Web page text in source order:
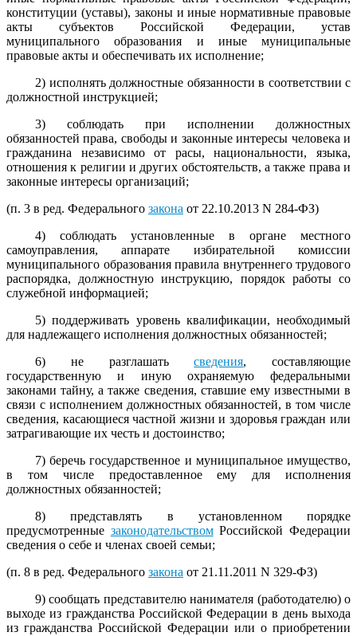
конституции (уставы), законы и иные нормативные правовые
акты субъектов Российской Федерации, устав
муниципального образования и иные муниципальные
правовые акты и обеспечивать их исполнение;
2) исполнять должностные обязанности в соответствии с
должностной инструкцией;
3) соблюдать при исполнении должностных
обязанностей права, свободы и законные интересы человека и
гражданина независимо от расы, национальности, языка,
отношения к религии и других обстоятельств, а также права и
законные интересы организаций;
(п. 3 в ред. Федерального закона от 22.10.2013 N 284-ФЗ)
4) соблюдать установленные в органе местного
самоуправления, аппарате избирательной комиссии
муниципального образования правила внутреннего трудового
распорядка, должностную инструкцию, порядок работы со
служебной информацией;
5) поддерживать уровень квалификации, необходимый
для надлежащего исполнения должностных обязанностей;
6) не разглашатьсведения, составляющие
государственную и иную охраняемую федеральными
законами тайну, а также сведения, ставшие ему известными в
связи с исполнением должностных обязанностей, в том числе
сведения, касающиеся частной жизни и здоровья граждан или
затрагивающие их честь и достоинство;
7) беречь государственное и муниципальное имущество,
в том числе предоставленное ему для исполнения
должностных обязанностей;
8) представлять в установленном порядке
предусмотренные законодательствомРоссийской Федерации
сведения о себе и членах своей семьи;
(п. 8 в ред. Федерального закона от 21.11.2011 N 329-ФЗ)
9) сообщать представителю нанимателя (работодателю) о
выходе из гражданства Российской Федерации в день выхода
из гражданства Российской Федерации или о приобретении